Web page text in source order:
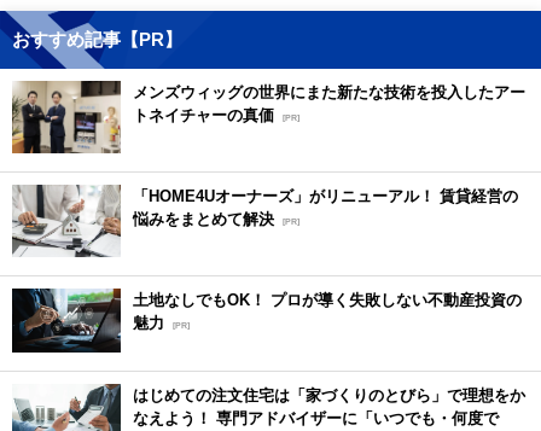
おすすめ記事【PR】
メンズウィッグの世界にまた新たな技術を投入したアー
トネイチャーの真価 [PR]
「HOME4Uオーナーズ」がリニューアル！ 賃貸経営の
悩みをまとめて解決 [PR]
土地なしでもOK！ プロが導く失敗しない不動産投資の
魅力
[PR]
はじめての注文住宅は「家づくりのとびら」で理想をか
なえよう！ 専門アドバイザーに「いつでも・何度で